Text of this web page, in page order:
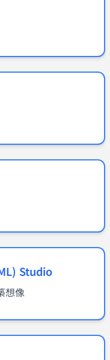
Studio
想像